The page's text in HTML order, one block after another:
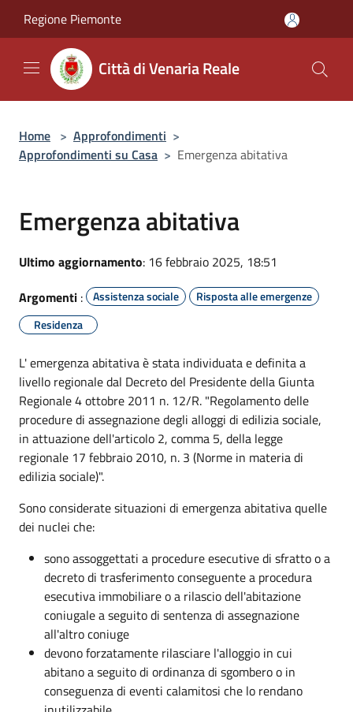
Regione Piemonte
Città di Venaria Reale
Home > Approfondimenti >
Approfondimenti su Casa > Emergenza abitativa
Emergenza abitativa
Ultimo aggiornamento: 16 febbraio 2025, 18:51
Argomenti : Assistenza sociale
Risposta alle emergenze
Residenza
L' emergenza abitativa è stata individuata e definita a
livello regionale dal Decreto del Presidente della Giunta
Regionale 4 ottobre 2011 n. 12/R. "Regolamento delle
procedure di assegnazione degli alloggi di edilizia sociale,
in attuazione dell'articolo 2, comma 5, della legge
regionale 17 febbraio 2010, n. 3 (Norme in materia di
edilizia sociale)".
Sono considerate situazioni di emergenza abitativa quelle
dei nuclei che:
sono assoggettati a procedure esecutive di sfratto o a
decreto di trasferimento conseguente a procedura
esecutiva immobiliare o a rilascio dell'abitazione
coniugale a seguito di sentenza di assegnazione
all'altro coniuge
devono forzatamente rilasciare l'alloggio in cui
abitano a seguito di ordinanza di sgombero o in
conseguenza di eventi calamitosi che lo rendano